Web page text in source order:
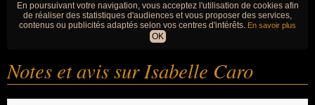
En poursuivant votre navigation, vous acceptez l'utilisation de cookies afin
de réaliser des statistiques d'audiences et vous proposer des services,
contenus ou publicités adaptés selon vos centres d'intérêts. En savoir plus
OK
Notes et avis sur Isabelle Caro